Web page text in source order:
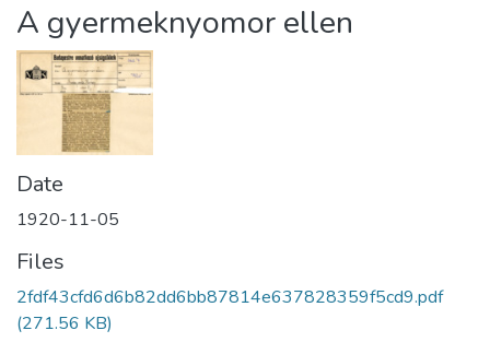
Statistics
About us
A gyermeknyomor ellen
Date
1920-11-05
Files
2fdf43cfd6d6b82dd6bb87814e637828359f5cd9.pdf
(271.56 KB)